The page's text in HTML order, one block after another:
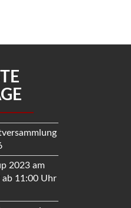
2023 am
ab 11:00 Uhr